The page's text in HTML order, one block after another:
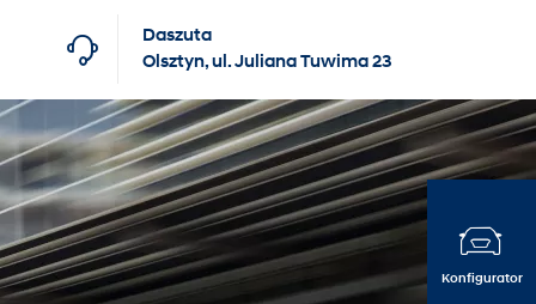
Finansowanie dla firm
Hyundai Business Care
Kontakt
Daszuta
Olsztyn, ul. Juliana Tuwima 23
Konfigurator